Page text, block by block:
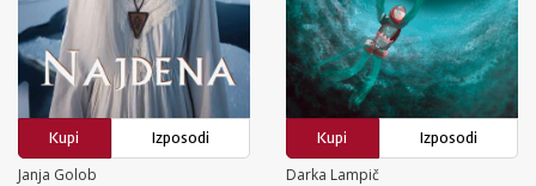
Kupi
Izposodi
Janja Golob
Kupi
Izposodi
Darka Lampič